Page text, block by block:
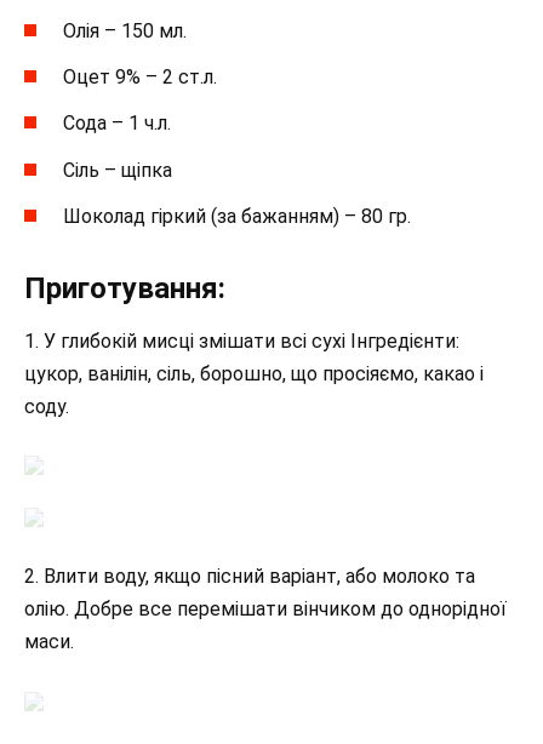
Олія – 150 мл.
Оцет 9% – 2 ст.л.
Сода – 1 ч.л.
Сіль – щіпка
Шоколад гіркий (за бажанням) – 80 гр.
Приготування:
1. У глибокій мисці змішати всі сухі Інгредієнти:
цукор, ванілін, сіль, борошно, що просіяємо, какао і
соду.
2. Влити воду, якщо пісний варіант, або молоко та
олію. Добре все перемішати вінчиком до однорідної
маси.